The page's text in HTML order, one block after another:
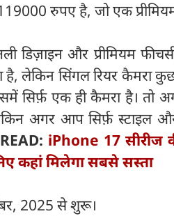
रुपए है, जो एक
डिज़ाइन और प्रीमियम
लेकिन सिंगल रियर कैमरा
सिर्फ़ एक ही कैमरा है। तो
अगर आप सिर्फ़ स्टाइल
iPhone 17 सीरीज
कहां मिलेगा सबसे सस्‍ता
2025 से शुरू।